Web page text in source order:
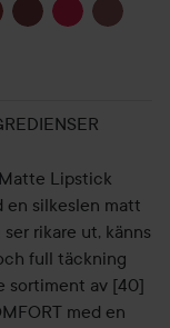
Lipstick
en silkeslen matt
rikare ut, känns
full täckning
sortiment av [40]
med en